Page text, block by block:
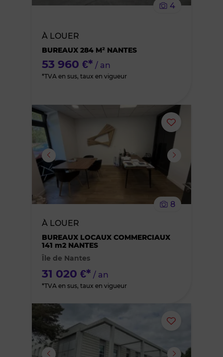
4
À LOUER
BUREAUX 284 M² NANTES
53 960 €* / an
*TVA en sus, taux en vigueur
Ajouter
supprimer
le
8
À LOUER
BUREAUX LOCAUX COMMERCIAUX
141 m2 NANTES
Île de Nantes
31 020 €* / an
*TVA en sus, taux en vigueur
Ajouter